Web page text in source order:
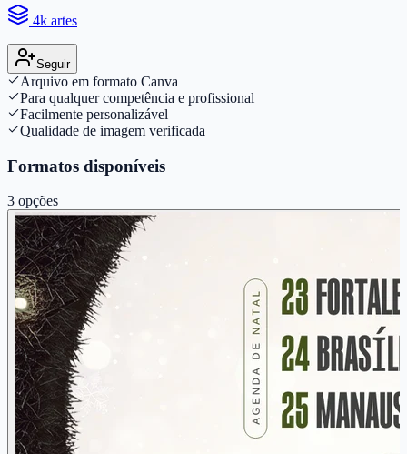
4k artes
Seguir
Arquivo em formato Canva
Para qualquer competência e profissional
Facilmente personalizável
Qualidade de imagem verificada
Formatos disponíveis
3 opções